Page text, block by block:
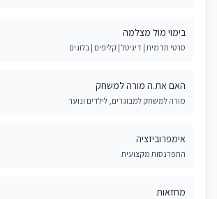
בימוי מול מצלמה
סרטי תדמית | דיגיטל | קליפים | בלוגים
האם את.ה מורה למשחק
מורה למשחק למבוגרים, לילדים ונוער
אימפרוביזציה
התפרנסות מקצועית
מחזאות